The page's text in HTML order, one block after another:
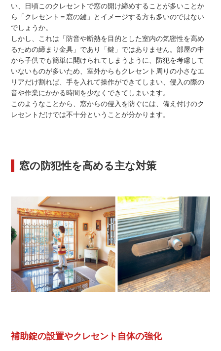
い、日頃このクレセントで窓の開け締めすることが多いことか
ら「クレセント＝窓の鍵」とイメージする方も多いのではない
でしょうか。
しかし、これは「防音や断熱を目的とした室内の気密性を高め
るための締まり金具」であり「鍵」ではありません。部屋の中
から子供でも簡単に開けられてしまうように、防犯を考慮して
いないものが多いため、室外からもクレセント周りの小さなエ
リアだけ割れば、手を入れて操作ができてしまい、侵入の際の
音や作業にかかる時間を少なくできてしまいます。
このようなことから、窓からの侵入を防ぐには、備え付けのク
レセントだけでは不十分ということが分かります。
窓の防犯性を高める主な対策
補助錠の設置やクレセント自体の強化